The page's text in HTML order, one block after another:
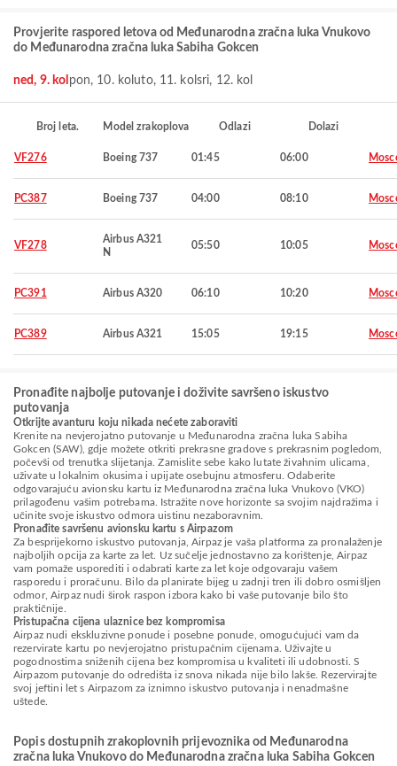
Provjerite raspored letova od Međunarodna zračna luka Vnukovo
do Međunarodna zračna luka Sabiha Gokcen
ned, 9. kol pon, 10. kol uto, 11. kol sri, 12. kol
Broj leta. Model zrakoplova Odlazi Dolazi
VF276 Boeing 737 01:45 06:00
PC387 Boeing 737 04:00 08:10
VF278
Airbus A321
N
05:50 10:05
PC391 Airbus A320 06:10 10:20
PC389 Airbus A321 15:05 19:15
Pronađite najbolje putovanje i doživite savršeno iskustvo
putovanja
Otkrijte avanturu koju nikada nećete zaboraviti
Krenite na nevjerojatno putovanje u Međunarodna zračna luka Sabiha
Gokcen (SAW), gdje možete otkriti prekrasne gradove s prekrasnim pogledom,
počevši od trenutka slijetanja. Zamislite sebe kako lutate živahnim ulicama,
uživate u lokalnim okusima i upijate osebujnu atmosferu. Odaberite
odgovarajuću avionsku kartu iz Međunarodna zračna luka Vnukovo (VKO)
prilagođenu vašim potrebama. Istražite nove horizonte sa svojim najdražima i
učinite svoje iskustvo odmora uistinu nezaboravnim.
Pronađite savršenu avionsku kartu s Airpazom
Za besprijekorno iskustvo putovanja, Airpaz je vaša platforma za pronalaženje
najboljih opcija za karte za let. Uz sučelje jednostavno za korištenje, Airpaz
vam pomaže usporediti i odabrati karte za let koje odgovaraju vašem
rasporedu i proračunu. Bilo da planirate bijeg u zadnji tren ili dobro osmišljen
odmor, Airpaz nudi širok raspon izbora kako bi vaše putovanje bilo što
praktičnije.
Pristupačna cijena ulaznice bez kompromisa
Airpaz nudi ekskluzivne ponude i posebne ponude, omogućujući vam da
rezervirate kartu po nevjerojatno pristupačnim cijenama. Uživajte u
pogodnostima sniženih cijena bez kompromisa u kvaliteti ili udobnosti. S
Airpazom putovanje do odredišta iz snova nikada nije bilo lakše. Rezervirajte
svoj jeftini let s Airpazom za iznimno iskustvo putovanja i nenadmašne
uštede.
Popis dostupnih zrakoplovnih prijevoznika od Međunarodna
zračna luka Vnukovo do Međunarodna zračna luka Sabiha Gokcen